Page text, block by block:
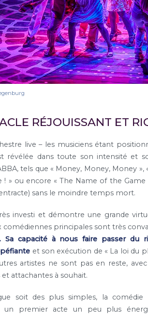
RÉJOUISSANT ET
live – les musiciens étant
révélée dans toute son intensité et
tels que « Money, Money, Money
! » ou encore « The Name of the
sans le moindre temps mort.
investi et démontre une grande
comédiennes principales sont très
Sa capacité à nous faire passer
et son exécution de « La loi du
artistes ne sont pas en reste,
attachantes à souhait.
soit des plus simples, la
un premier acte un peu plus